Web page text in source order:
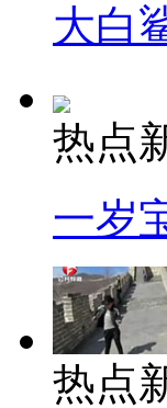
大白
热点
一岁
热点